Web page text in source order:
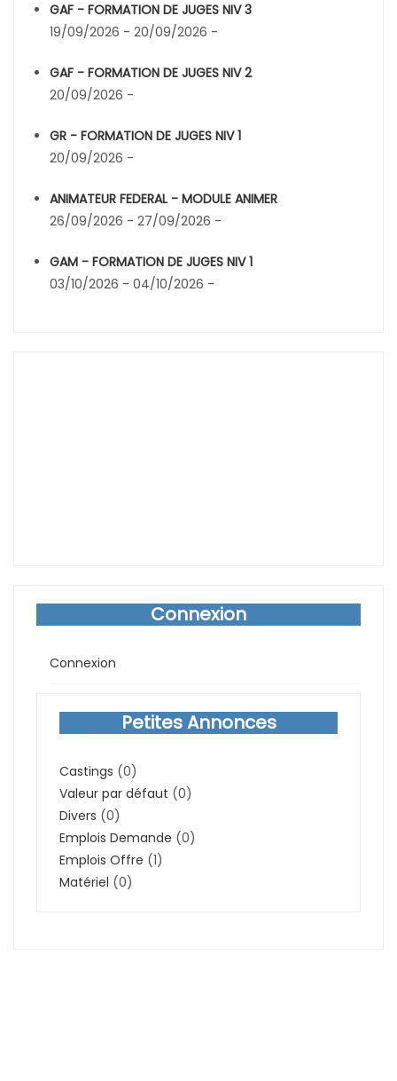
GAF - FORMATION DE JUGES NIV 3
19/09/2026 - 20/09/2026 -
GAF - FORMATION DE JUGES NIV 2
20/09/2026 -
GR - FORMATION DE JUGES NIV 1
20/09/2026 -
ANIMATEUR FEDERAL - MODULE ANIMER
26/09/2026 - 27/09/2026 -
GAM - FORMATION DE JUGES NIV 1
03/10/2026 - 04/10/2026 -
Connexion
Connexion
Petites Annonces
Castings (0)
Valeur par défaut (0)
Divers (0)
Emplois Demande (0)
Emplois Offre (1)
Matériel (0)